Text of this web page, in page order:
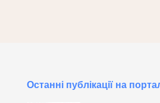
Останні публікації на